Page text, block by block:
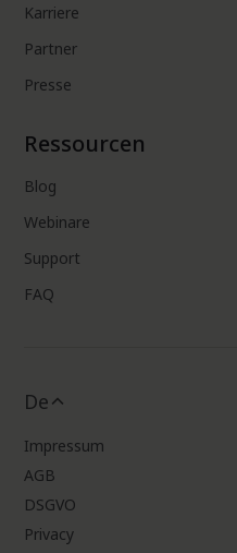
Karriere
Partner
Presse
Ressourcen
Blog
Webinare
Support
FAQ
Impressum
AGB
DSGVO
Privacy
De